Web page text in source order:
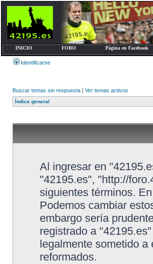
INICIO FORO Página en Facebook
Identificarse
Buscar temas sin respuesta | Ver temas activos
Índice general
Al ingresar en
"42195.es", "http://
siguientes términos.
Podemos cambiar
embargo sería
registrado a
legalmente sometido
reformados.